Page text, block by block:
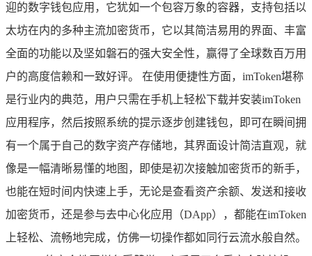
迎的数字钱包应用，它犹如一个包容万象的容器，支持包括以
太坊在内的多种主流加密货币，它以其简洁易用的界面、丰富
全面的功能以及坚如磐石的强大安全性，赢得了全球数百万用
户的高度信赖和一致好评。 在使用便捷性方面，imToken堪称
是行业内的典范，用户只需在手机上轻松下载并安装imToken
应用程序，然后按照系统的提示逐步创建钱包，即可在瞬间拥
有一个属于自己的数字资产存储地，其界面设计简洁直观，就
像是一幅清晰易懂的地图，即使是初次接触加密货币的新手，
也能在短时间内快速上手，无论是查看资产余额、发送和接收
加密货币，还是参与去中心化应用（DApp），都能在imToken
上轻松、流畅地完成，仿佛一切操作都如同行云流水般自然。